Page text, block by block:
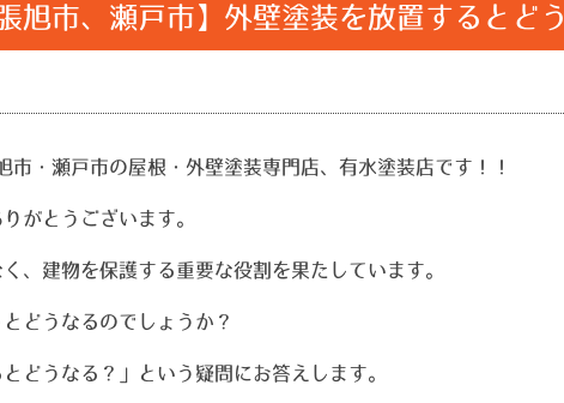
張旭市、瀬戸市】外壁塗装を放置するとど
・瀬戸市の屋根・外壁塗装専門店、有水塗装店です！！
がとうございます。
、建物を保護する重要な役割を果たしています。
どうなるのでしょうか？
どうなる？」という疑問にお答えします。